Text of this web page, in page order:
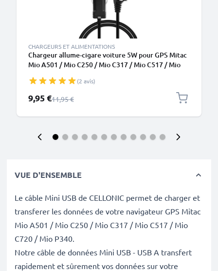
CHARGEURS ET ALIMENTATIONS
Chargeur allume-cigare voiture 5W pour GPS Mitac
Mio A501 / Mio C250 / Mio C317 / Mio C517 / Mio
(2 avis)
Prix spécial
9,95 €Prix normal
11,95 €
VUE D'ENSEMBLE
Le câble Mini USB de CELLONIC permet de charger et
transferer les données de votre navigateur GPS Mitac
Mio A501 / Mio C250 / Mio C317 / Mio C517 / Mio
C720 / Mio P340.
Notre câble de données Mini USB - USB A transfert
rapidement et sûrement vos données sur votre